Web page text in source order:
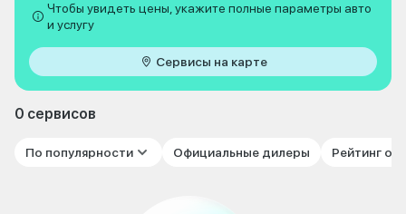
Чтобы увидеть цены, укажите полные параметры авто
и услугу
Сервисы на карте
0 сервисов
По популярности Официальные дилеры Рейтинг